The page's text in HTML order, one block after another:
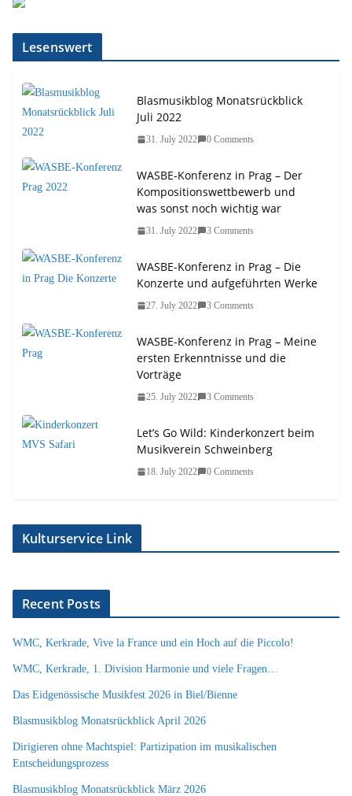
Lesenswert
Blasmusikblog Monatsrückblick
Juli 2022
31. July 2022 0 Comments
WASBE-Konferenz in Prag – Der
Kompositionswettbewerb und
was sonst noch wichtig war
31. July 2022 3 Comments
WASBE-Konferenz in Prag – Die
Konzerte und aufgeführten Werke
27. July 2022 3 Comments
WASBE-Konferenz in Prag – Meine
ersten Erkenntnisse und die
Vorträge
25. July 2022 3 Comments
Let’s Go Wild: Kinderkonzert beim
Musikverein Schweinberg
18. July 2022 0 Comments
Kulturservice Link
Recent Posts
WMC, Kerkrade, Vive la France und ein Hoch auf die Piccolo!
WMC, Kerkrade, 1. Division Harmonie und viele Fragen…
Das Eidgenössische Musikfest 2026 in Biel/Bienne
Blasmusikblog Monatsrückblick April 2026
Dirigieren ohne Machtspiel: Partizipation im musikalischen
Entscheidungsprozess
Blasmusikblog Monatsrückblick März 2026